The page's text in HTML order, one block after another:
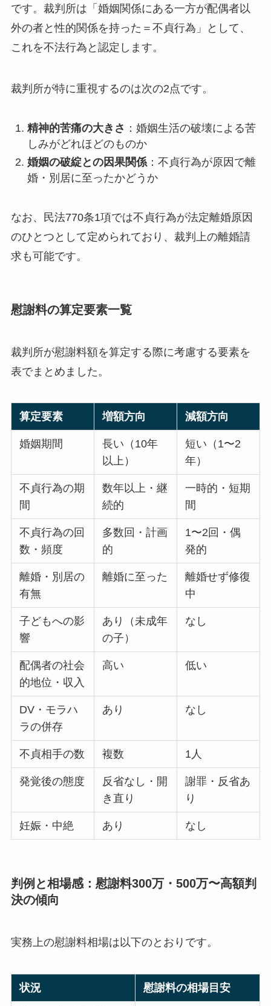
です。裁判所は「婚姻関係にある一方が配偶者以
外の者と性的関係を持った＝不貞行為」として、
これを不法行為と認定します。
裁判所が特に重視するのは次の2点です。
精神的苦痛の大きさ ：婚姻生活の破壊による苦
しみがどれほどのものか
婚姻の破綻との因果関係：不貞行為が原因で離
婚・別居に至ったかどうか
なお、民法770条1項では不貞行為が法定離婚原因
のひとつとして定められており、裁判上の離婚請
求も可能です。
慰謝料の算定要素一覧
裁判所が慰謝料額を算定する際に考慮する要素を
表でまとめました。
算定要素 増額方向 減額方向
婚姻期間
長い（10年
以上）
短い（1〜2
年）
不貞行為の期
間
数年以上・継
続的
一時的・短期
間
不貞行為の回
数・頻度
多数回・計画
的
1〜2回・偶
発的
離婚・別居の
有無
離婚に至った
離婚せず修復
中
子どもへの影
響
あり（未成年
の子）
なし
配偶者の社会
的地位・収入
高い 低い
DV・モラハ
ラの併存
あり なし
不貞相手の数 複数 1人
発覚後の態度
反省なし・開
き直り
謝罪・反省あ
り
妊娠・中絶 あり なし
判例と相場感：慰謝料300万・500万〜高額判
決の傾向
実務上の慰謝料相場は以下のとおりです。
状況 慰謝料の相場目安